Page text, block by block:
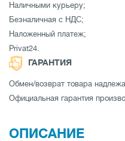
Наличными курьеру;
Безналичная с НДС;
Наложенный платеж;
Privat24.
ГАРАНТИЯ
Обмен/возврат товара
Официальная гарантия
ОПИСАНИЕ